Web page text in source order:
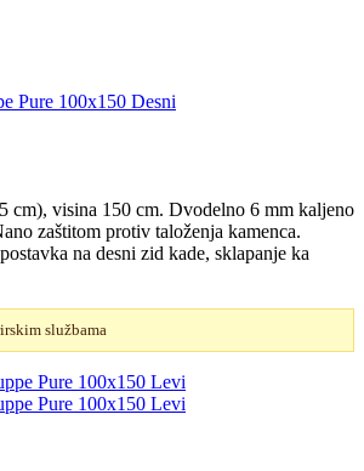
Pure 100x150 Desni
cm), visina 150 cm. Dvodelno 6 mm kaljeno
zaštitom protiv taloženja kamenca.
na desni zid kade, sklapanje ka
službama